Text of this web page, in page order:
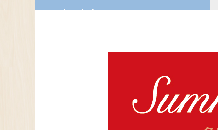
schedule-